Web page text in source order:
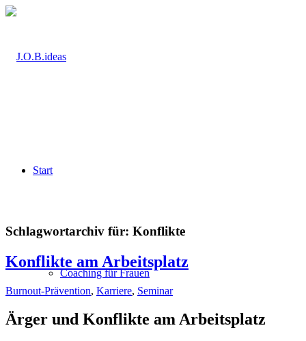
Start
Coaching für Frauen
Schlagwortarchiv für: Konflikte
Konflikte am Arbeitsplatz
Burnout-Prävention, Karriere, Seminar
Ärger und Konflikte am Arbeitsplatz